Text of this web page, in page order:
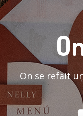
On se refait